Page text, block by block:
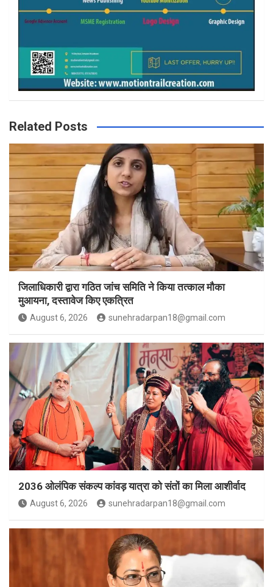
Related Posts
जिलाधिकारी द्वारा गठित जांच समिति ने किया तत्काल मौका
मुआयना, दस्तावेज किए एकत्रित
August 6, 2026 sunehradarpan18@gmail.com
2036 ओलंपिक संकल्प कांवड़ यात्रा को संतों का मिला आशीर्वाद
August 6, 2026 sunehradarpan18@gmail.com